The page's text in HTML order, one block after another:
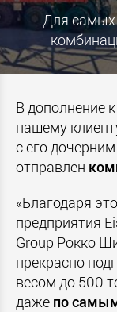
Для самых
В дополнение
нашему
с его
отправлен
«Благодаря
предприятия
Group Рокко
прекрасно
весом до 500
даже по